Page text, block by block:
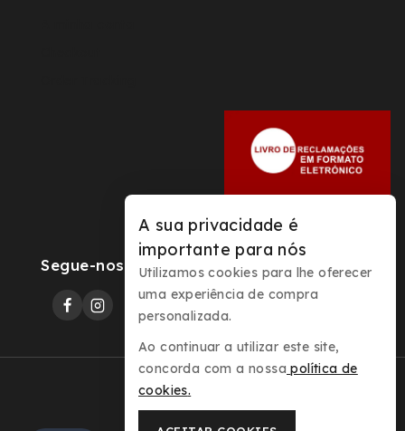
Segue-nos
© 2026 Sovernizes
A sua privacidade é
importante para nós
Utilizamos cookies para lhe oferecer
uma experiência de compra
personalizada.
Ao continuar a utilizar este site,
concorda com a nossa política de
cookies.